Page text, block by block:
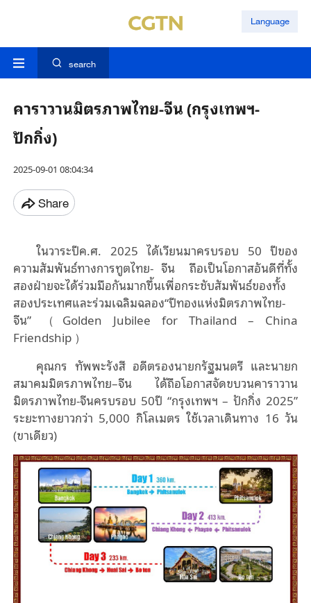
Language
search
คาราวานมิตรภาพไทย-จีน (กรุงเทพฯ-
ปักกิ่ง)
2025-09-01 08:04:34
Share
ในวาระปีค.ศ. 2025 ได้เวียนมาครบรอบ 50 ปีของ
ความสัมพันธ์ทางการทูตไทย- จีน
ถือเป็นโอกาสอันดีที่ทั้ง
สองฝ่ายจะได้ร่วมมือกันมากขึ้นเพื่อกระชับสัมพันธ์ของทั้ง
สองประเทศและร่วมเฉลิมฉลอง“ปีทองแห่งมิตรภาพไทย-
จีน” （Golden Jubilee for Thailand – China
Friendship ）
คุณกร ทัพพะรังสี อดีตรองนายกรัฐมนตรี และนายก
สมาคมมิตรภาพไทย–จีน ได้ถือโอกาสจัดขบวนคาราวาน
มิตรภาพไทย-จีนครบรอบ 50ปี “กรุงเทพฯ – ปักกิ่ง 2025”
ระยะทางยาวกว่า 5,000 กิโลเมตร ใช้เวลาเดินทาง 16 วัน
(ขาเดียว)